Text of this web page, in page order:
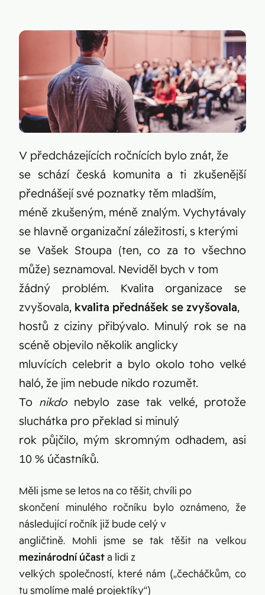
ActiveCampaign
Apollo
Leady
Merk
Pipedrive
V předcházejících ročnících bylo znát, že
se schází česká komunita a ti zkušenější
přednášejí své poznatky těm mladším,
méně zkušeným, méně znalým. Vychytávaly
se hlavně organizační záležitosti, s kterými
se Vašek Stoupa (ten, co za to všechno
může) seznamoval. Neviděl bych v tom
žádný problém. Kvalita organizace se
zvyšovala, kvalita přednášek se zvyšovala,
hostů z ciziny přibývalo. Minulý rok se na
scéně objevilo několik anglicky
mluvících celebrit a bylo okolo toho velké
haló, že jim nebude nikdo rozumět.
To nikdo nebylo zase tak velké, protože
sluchátka pro překlad si minulý
rok půjčilo, mým skromným odhadem, asi
10 % účastníků.
Měli jsme se letos na co těšit, chvíli po
skončení minulého ročníku bylo oznámeno, že
následující ročník již bude celý v
angličtině. Mohli jsme se tak těšit na velkou
mezinárodní účasta lidi z
velkých společností, které nám („čecháčkům, co
tu smolíme malé projektíky“)